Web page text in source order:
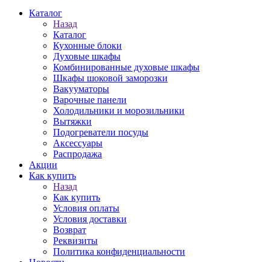
Каталог
Назад
Каталог
Кухонные блоки
Духовые шкафы
Комбинированные духовые шкафы
Шкафы шоковой заморозки
Вакууматоры
Варочные панели
Холодильники и морозильники
Вытяжки
Подогреватели посуды
Аксессуары
Распродажа
Акции
Как купить
Назад
Как купить
Условия оплаты
Условия доставки
Возврат
Реквизиты
Политика конфиденциальности